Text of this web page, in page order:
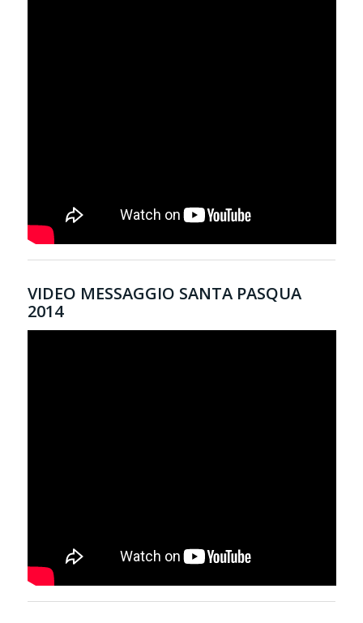
VIDEO MESSAGGIO SANTA PASQUA
2014